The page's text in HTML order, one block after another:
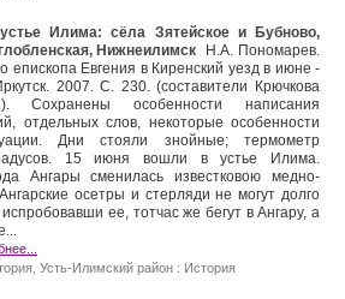
Илима: сёла Зятейское и Бубново,
Нижнеилимск Н.А. Пономарев.
епископа Евгения в Киренский уезд в июне -
2007. С. 230. (составители Крючкова
Сохранены особенности написания
отдельных слов, некоторые особенности
Дни стояли знойные; термометр
15 июня вошли в устье Илима.
Ангары сменилась известковою медно-
осетры и стерляди не могут долго
ее, тотчас же бегут в Анга­ру, а
Усть-Илимский район : История